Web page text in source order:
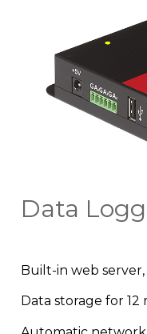
Data
Built-in web
Data storage for 12